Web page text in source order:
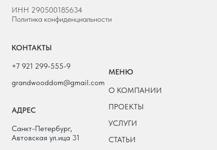
ИНН 290500185634
Политика конфиденциальности
КОНТАКТЫ
+7 921 299-555-9
grandwooddom@gmail.com
АДРЕС
Санкт-Петербург,
Автовская ул.ица 31
МЕНЮ
О КОМПАНИИ
ПРОЕКТЫ
УСЛУГИ
СТАТЬИ